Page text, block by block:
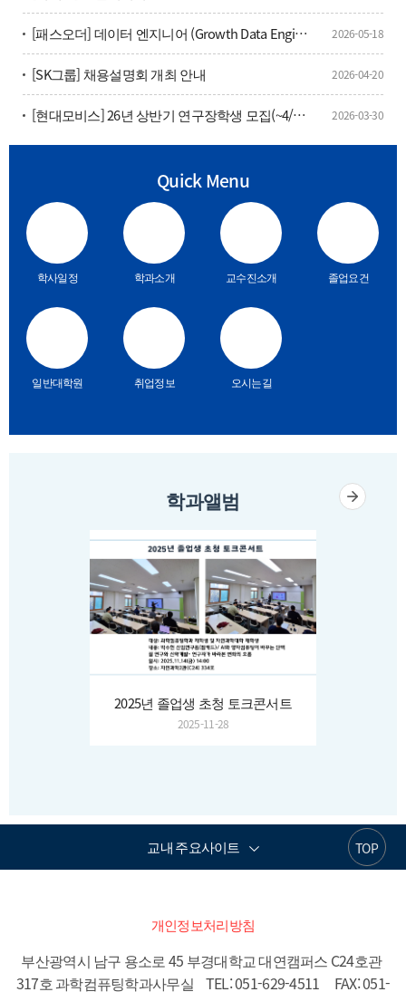
[패스오더] 데이터 엔지니어 (Growth Data Engineer), 부산 2026-05-18
[SK그룹] 채용설명회 개최 안내 2026-04-20
[현대모비스] 26년 상반기 연구장학생 모집(~4/16(목) 15:00) 2026-03-30
Quick Menu
학사일정 학과소개 교수진소개 졸업요건
일반대학원 취업정보 오시는길
학과앨범
2025년 졸업생 초청 토크콘서트
2025-11-28
TOP
교내 주요사이트
개인정보처리방침
부산광역시 남구 용소로 45 부경대학교 대연캠퍼스 C24호관
317호 과학컴퓨팅학과사무실    TEL: 051-629-4511     FAX: 051-